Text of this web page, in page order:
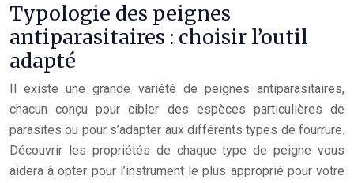
Typologie des peignes
antiparasitaires : choisir l’outil
adapté
Il existe une grande variété de peignes antiparasitaires,
chacun conçu pour cibler des espèces particulières de
parasites ou pour s’adapter aux différents types de fourrure.
Découvrir les propriétés de chaque type de peigne vous
aidera à opter pour l’instrument le plus approprié pour votre